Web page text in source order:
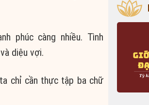
phúc càng nhiều. Tình
diệu vợi.
chỉ cần thực tập ba chữ